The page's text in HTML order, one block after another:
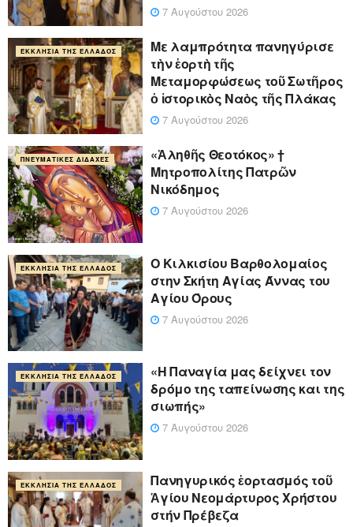
7 Αυγούστου 2026
ΕΚΚΛΗΣΊΑ ΤΗΣ ΕΛΛΆΔΟΣ
Με λαμπρότητα πανηγύρισε
τὴν ἑορτὴ τῆς
Μεταμορφώσεως τοῦ Σωτῆρος
ὁ ἱστορικὸς Ναὸς τῆς Πλάκας
7 Αυγούστου 2026
ΠΝΕΥΜΑΤΙΚΈΣ ΔΙΔΑΧΈΣ
«Ἀληθῆς Θεοτόκος» †
Μητροπολίτης Πατρῶν
Νικόδημος
7 Αυγούστου 2026
ΕΚΚΛΗΣΊΑ ΤΗΣ ΕΛΛΆΔΟΣ
Ο Κιλκισίου Βαρθολομαίος
στην Σκήτη Αγίας Άννας του
Αγίου Όρους
7 Αυγούστου 2026
ΕΚΚΛΗΣΊΑ ΤΗΣ ΕΛΛΆΔΟΣ
«Η Παναγία μας δείχνει τον
δρόμο της ταπείνωσης και της
σιωπής»
7 Αυγούστου 2026
ΕΚΚΛΗΣΊΑ ΤΗΣ ΕΛΛΆΔΟΣ
Πανηγυρικός ἑορτασμός τοῦ
Ἁγίου Νεομάρτυρος Χρήστου
στήν Πρέβεζα